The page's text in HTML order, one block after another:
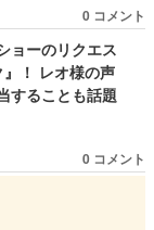
0 コメント
ョーのリクエス
』！ レオ様の声
することも話題
0 コメント